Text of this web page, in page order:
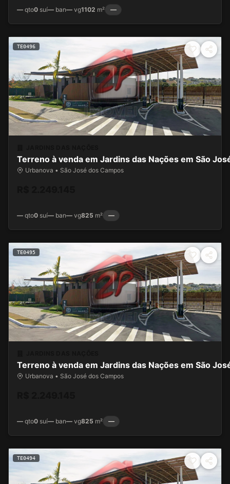
— qto0 suí— ban— vg1102 m² —
TE0496
Terreno à venda em Jardins das Nações em São
Urbanova • São José dos Campos
— qto0 suí— ban— vg825 m² —
TE0495
Terreno à venda em Jardins das Nações em São
Urbanova • São José dos Campos
— qto0 suí— ban— vg825 m² —
TE0494